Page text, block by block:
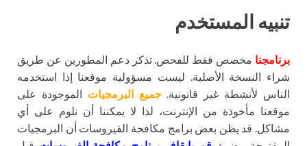
تنبيه المستخدم
برنامجنا مخصص فقط للفحص. تذكر دعم المطورين عن طريق
شراء النسخة الأصلية. ليست مسؤولية موقعنا إذا استخدمه
الناس لأنشطة غير قانونية.جميع البرمجيات الموجودة على
موقعنا مأخوذة من الإنترنت، لذا لا يمكننا أن نلوم على أي
مشاكل. قد يظن بعض برامج مكافحة الفيروسات أن البرمجيات